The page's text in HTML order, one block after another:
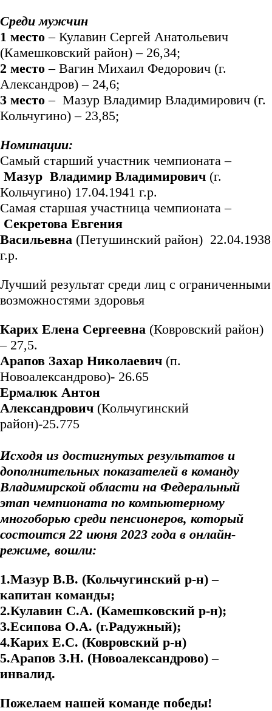
Среди мужчин
1 место – Кулавин Сергей Анатольевич
(Камешковский район) – 26,34;
2 место – Вагин Михаил Федорович (г.
Александров) – 24,6;
3 место – Мазур Владимир Владимирович (г.
Кольчугино) – 23,85;
Номинации:
Самый старший участник чемпионата –
Мазур Владимир Владимирович (г.
Кольчугино) 17.04.1941 г.р.
Самая старшая участница чемпионата –
Секретова Евгения
Васильевна (Петушинский район) 22.04.1938
г.р.
Лучший результат среди лиц с ограниченными
возможностями здоровья
Карих Елена Сергеевна (Ковровский район)
– 27,5.
Арапов Захар Николаевич (п.
Новоалександрово)- 26.65
Ермалюк Антон
Александрович (Кольчугинский
район)-25.775
Исходя из достигнутых результатов и
дополнительных показателей в команду
Владимирской области на Федеральный
этап чемпионата по компьютерному
многоборью среди пенсионеров, который
состоится 22 июня 2023 года в онлайн-
режиме, вошли:
1.Мазур В.В. (Кольчугинский р-н) –
капитан команды;
2.Кулавин С.А. (Камешковский р-н);
3.Есипова О.А. (г.Радужный);
4.Карих Е.С. (Ковровский р-н)
5.Арапов З.Н. (Новоалександрово) –
инвалид.
Пожелаем нашей команде победы!